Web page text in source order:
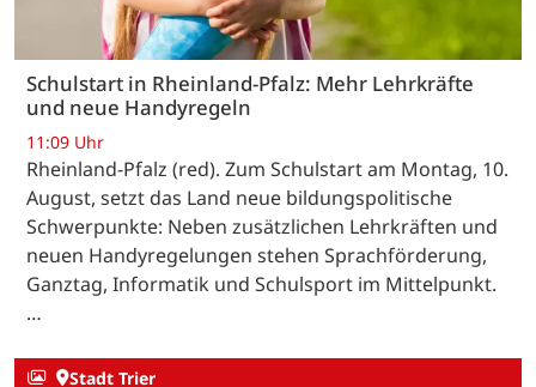
Schulstart in Rheinland-Pfalz: Mehr Lehrkräfte
und neue Handyregeln
11:09 Uhr
Rheinland-Pfalz (red). Zum Schulstart am Montag, 10.
August, setzt das Land neue bildungspolitische
Schwerpunkte: Neben zusätzlichen Lehrkräften und
neuen Handyregelungen stehen Sprachförderung,
Ganztag, Informatik und Schulsport im Mittelpunkt.
…
Stadt Trier